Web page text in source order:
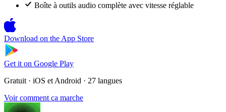
Boîte à outils audio complète avec vitesse réglable
Download on the App Store
Get it on Google Play
Gratuit · iOS et Android · 27 langues
Voir comment ça marche